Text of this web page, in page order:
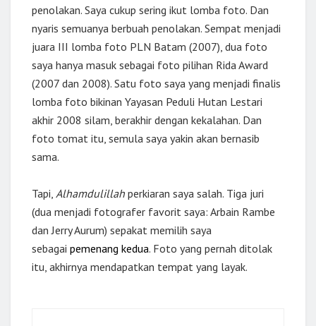
penolakan. Saya cukup sering ikut lomba foto. Dan
nyaris semuanya berbuah penolakan. Sempat menjadi
juara III lomba foto PLN Batam (2007), dua foto
saya hanya masuk sebagai foto pilihan Rida Award
(2007 dan 2008). Satu foto saya yang menjadi finalis
lomba foto bikinan Yayasan Peduli Hutan Lestari
akhir 2008 silam, berakhir dengan kekalahan. Dan
foto tomat itu, semula saya yakin akan bernasib
sama.
Tapi, Alhamdulillah perkiaran saya salah. Tiga juri
(dua menjadi fotografer favorit saya: Arbain Rambe
dan Jerry Aurum) sepakat memilih saya
sebagai pemenang kedua. Foto yang pernah ditolak
itu, akhirnya mendapatkan tempat yang layak.